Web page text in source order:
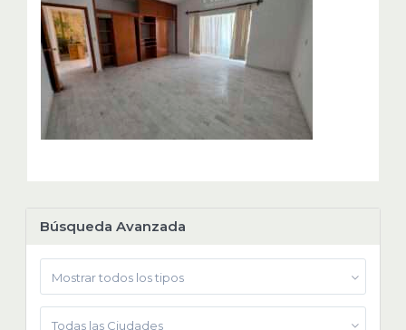
Búsqueda Avanzada
Mostrar todos los tipos
Todas las Ciudades